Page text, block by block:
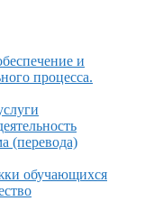
и
процесса.
(перевода)
обучающихся